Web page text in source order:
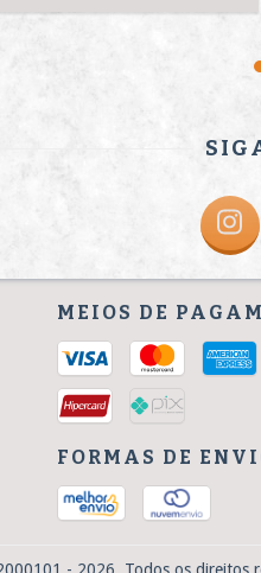
MEIOS DE
FORMAS DE